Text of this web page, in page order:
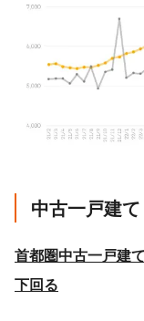
中古一戸建て
首都圏中古一戸建
下回る